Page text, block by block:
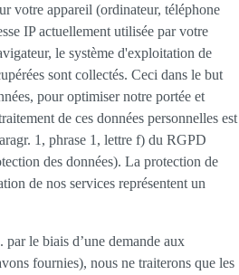
votre appareil (ordinateur, téléphone
IP actuellement utilisée par votre
le système d'exploitation de
sont collectés. Ceci dans le but
pour optimiser notre portée et
de ces données personnelles est
1, phrase 1, lettre f) du RGPD
des données). La protection de
de nos services représentent un
le biais d’une demande aux
fournies), nous ne traiterons que les